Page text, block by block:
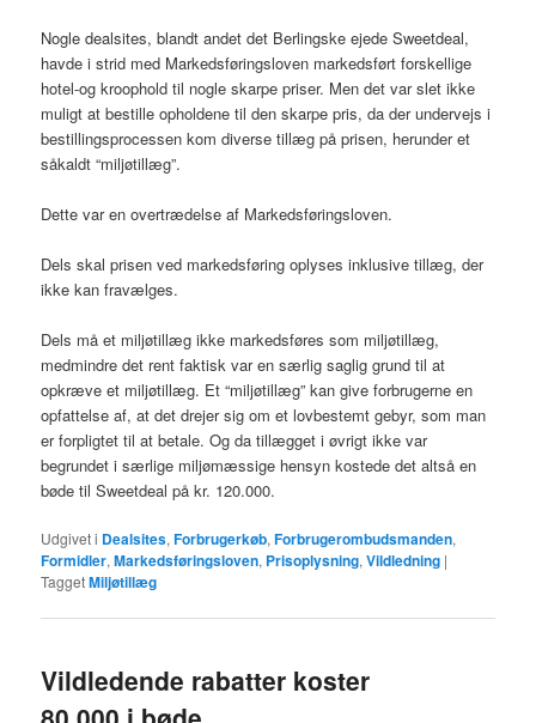
Nogle dealsites, blandt andet det Berlingske ejede Sweetdeal,
havde i strid med Markedsføringsloven markedsført forskellige
hotel-og kroophold til nogle skarpe priser. Men det var slet ikke
muligt at bestille opholdene til den skarpe pris, da der undervejs i
bestillingsprocessen kom diverse tillæg på prisen, herunder et
såkaldt “miljøtillæg”.
Dette var en overtrædelse af Markedsføringsloven.
Dels skal prisen ved markedsføring oplyses inklusive tillæg, der
ikke kan fravælges.
Dels må et miljøtillæg ikke markedsføres som miljøtillæg,
medmindre det rent faktisk var en særlig saglig grund til at
opkræve et miljøtillæg. Et “miljøtillæg” kan give forbrugerne en
opfattelse af, at det drejer sig om et lovbestemt gebyr, som man
er forpligtet til at betale. Og da tillægget i øvrigt ikke var
begrundet i særlige miljømæssige hensyn kostede det altså en
bøde til Sweetdeal på kr. 120.000.
Udgivet i Dealsites,Forbrugerkøb,Forbrugerombudsmanden,
Formidler,Markedsføringsloven, Prisoplysning,Vildledning |
TaggetMiljøtillæg
Vildledende rabatter koster